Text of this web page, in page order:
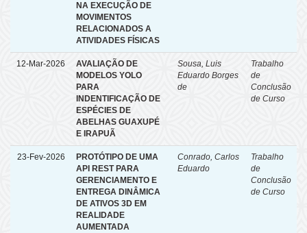
NA EXECUÇÃO DE
MOVIMENTOS
RELACIONADOS A
ATIVIDADES FÍSICAS
12-Mar-2026
AVALIAÇÃO DE
MODELOS YOLO
PARA
INDENTIFICAÇÃO DE
ESPÉCIES DE
ABELHAS GUAXUPÉ
E IRAPUÃ
Sousa, Luis
Eduardo Borges
de
Trabalho
de
Conclusão
de Curso
23-Fev-2026
PROTÓTIPO DE UMA
API REST PARA
GERENCIAMENTO E
ENTREGA DINÂMICA
DE ATIVOS 3D EM
REALIDADE
AUMENTADA
Conrado, Carlos
Eduardo
Trabalho
de
Conclusão
de Curso